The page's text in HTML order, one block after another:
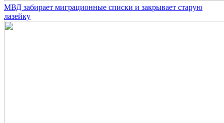
МВД забирает миграционные списки и закрывает старую
лазейку